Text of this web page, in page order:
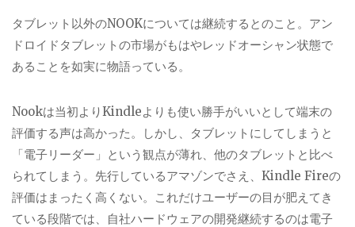
タブレット以外のNOOKについては継続するとのこと。アン
ドロイドタブレットの市場がもはやレッドオーシャン状態で
あることを如実に物語っている。
Nookは当初よりKindleよりも使い勝手がいいとして端末の
評価する声は高かった。しかし、タブレットにしてしまうと
「電子リーダー」という観点が薄れ、他のタブレットと比べ
られてしまう。先行しているアマゾンでさえ、Kindle Fireの
評価はまったく高くない。これだけユーザーの目が肥えてき
ている段階では、自社ハードウェアの開発継続するのは電子